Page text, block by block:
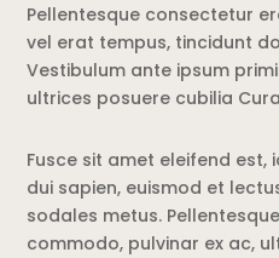
Pellentesque consectetur
vel erat tempus, tincidunt
Vestibulum ante ipsum
ultrices posuere cubilia
Fusce sit amet eleifend est,
dui sapien, euismod et
sodales metus.
commodo, pulvinar ex ac,